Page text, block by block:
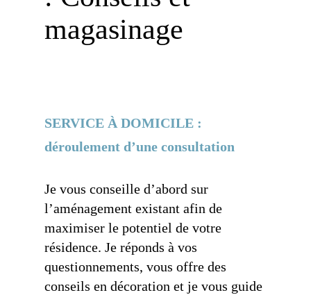
magasinage
SERVICE À DOMICILE :
déroulement d’une consultation
Je vous conseille d’abord sur
l’aménagement existant afin de
maximiser le potentiel de votre
résidence. Je réponds à vos
questionnements, vous offre des
conseils en décoration et je vous guide